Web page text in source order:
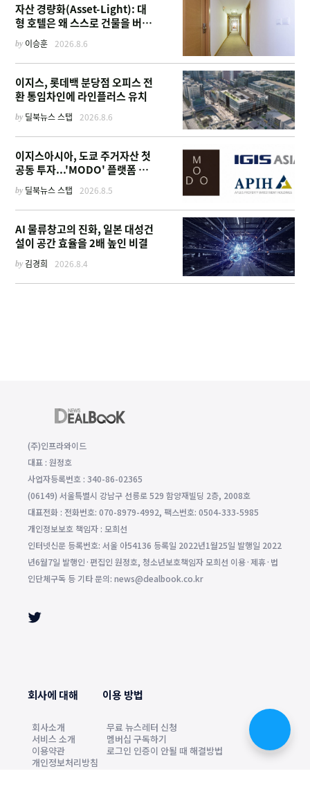
자산 경량화(Asset-Light): 대
형 호텔은 왜 스스로 건물을 버리
고 '이름'만 팔기 시작했을까
by 이승훈 2026.8.6
이지스, 롯데백 분당점 오피스 전
환 통임차인에 라인플러스 유치
by 딜북뉴스 스탭 2026.8.6
이지스아시아, 도쿄 주거자산 첫
공동 투자...'MODO' 플랫폼 가
by 딜북뉴스 스탭 2026.8.5
AI 물류창고의 진화, 일본 대성건
설이 공간 효율을 2배 높인 비결
by 김경희 2026.8.4
(주)인프라와이드
대표 : 원정호
사업자등록번호 : 340-86-02365
(06149) 서울특별시 강남구 선릉로 529 함양재빌딩 2층, 2008호
대표전화 : 전화번호: 070-8979-4992, 팩스번호: 0504-333-5985
개인정보보호 책임자 : 모희선
인터넷신문 등록번호: 서울 아54136 등록일 2022년1월25일 발행일 2022
년6월7일 발행인·편집인 원정호, 청소년보호책임자 모희선 이용·제휴·법
인단체구독 등 기타 문의: news@dealbook.co.kr
회사에 대해
회사소개
서비스 소개
이용약관
개인정보처리방침
이용 방법
무료 뉴스레터 신청
멤버십 구독하기
로그인 인증이 안될 때 해결방법